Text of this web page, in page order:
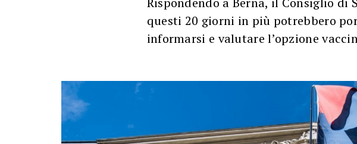
questi 20 giorni in più potrebbero
informarsi e valutare l’opzione